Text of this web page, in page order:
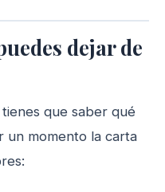
dejar de
que saber qué
un momento la carta